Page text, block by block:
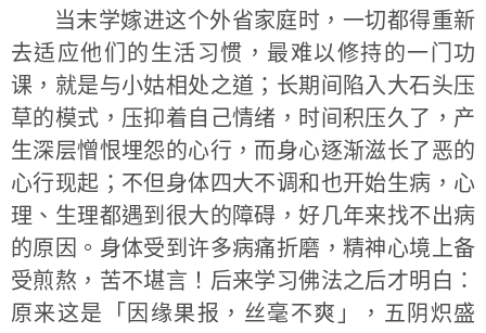
当末学嫁进这个外省家庭时，一切都得重新
去适应他们的生活习惯，最难以修持的一门功
课，就是与小姑相处之道；长期间陷入大石头压
草的模式，压抑着自己情绪，时间积压久了，产
生深层憎恨埋怨的心行，而身心逐渐滋长了恶的
心行现起；不但身体四大不调和也开始生病，心
理、生理都遇到很大的障碍，好几年来找不出病
的原因。身体受到许多病痛折磨，精神心境上备
受煎熬，苦不堪言！后来学习佛法之后才明白：
原来这是「因缘果报，丝毫不爽」，五阴炽盛